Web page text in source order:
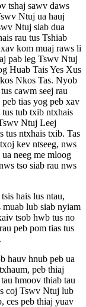
tshaj sawv daws
Ntuj ua hauj
Ntuj siab dua
rau tus Tshiab
kom muaj raws li
pab leg Tswv Ntuj
Huab Tais Yes Xus
Nkos Tas. Nyob
cawm seej rau
tias yog peb xav
tub txib ntxhais
Ntuj Leej
tus ntxhais txib. Tas
kev ntseeg, nws
neeg me mloog
tso siab rau nws
hais lus ntau,
lub siab nyiam
tsob hwb tus no
peb pom tias tus
hauv hnub peb ua
peb thiaj
hmoov thiab tau
coj Tswv Ntuj lub
ces peb thiaj yuav